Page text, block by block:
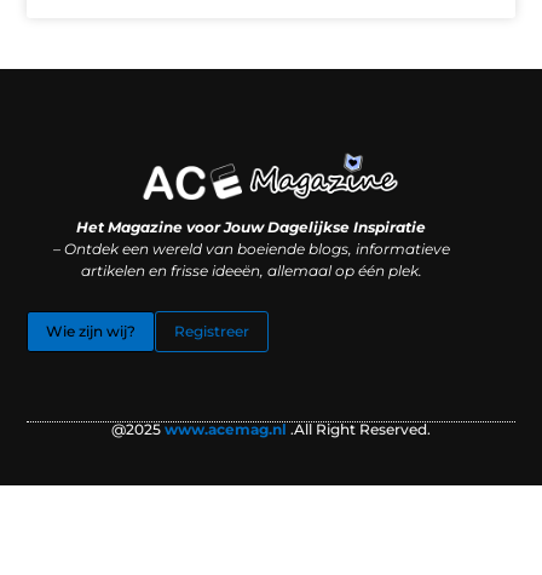
Het Magazine voor Jouw Dagelijkse Inspiratie
– Ontdek een wereld van boeiende blogs, informatieve
artikelen en frisse ideeën, allemaal op één plek.
Wie zijn wij? Registreer
@2025www.acemag.nl .All Right Reserved.